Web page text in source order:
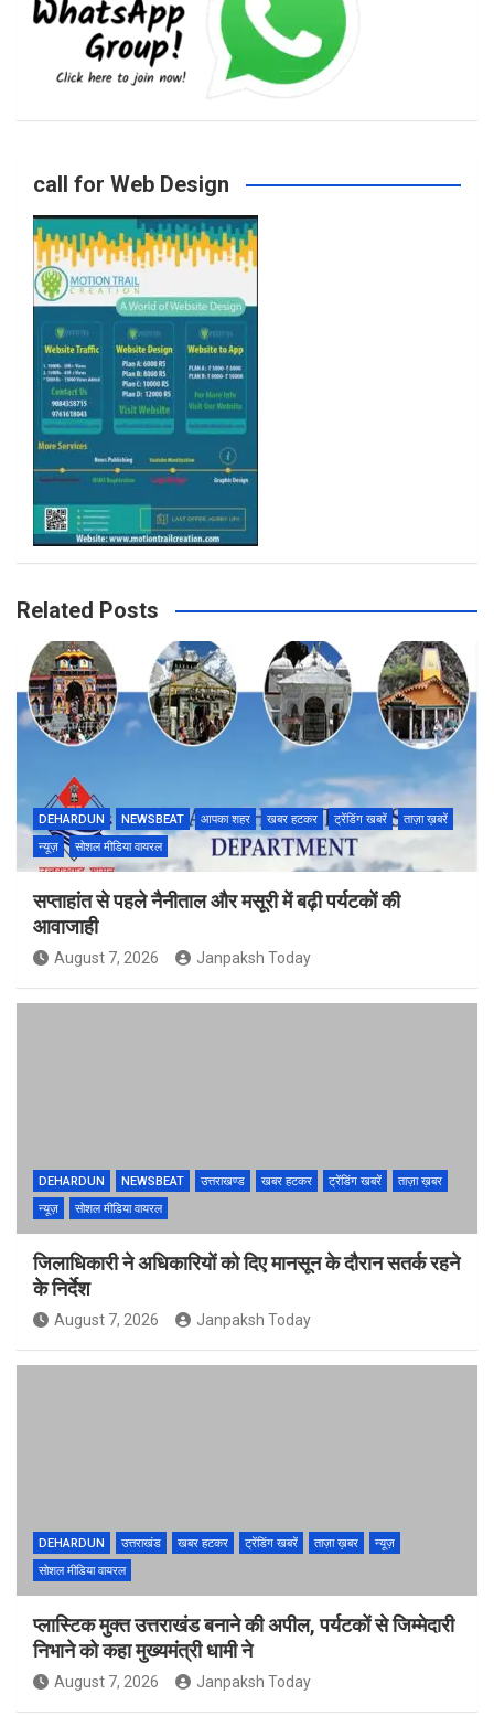
b
o
k
r
a
m
call for Web Design
Related Posts
DEHARDUN NEWSBEAT आपका शहर खबर हटकर ट्रेंडिंग खबरें
ताज़ा ख़बरें
न्यूज़
सोशल मीडिया वायरल
सप्ताहांत से पहले नैनीताल और मसूरी में बढ़ी पर्यटकों की
आवाजाही
August 7, 2026 Janpaksh Today
DEHARDUN NEWSBEAT उत्तराखण्ड खबर हटकर ट्रेंडिंग खबरें
ताज़ा ख़बर
न्यूज़
सोशल मीडिया वायरल
जिलाधिकारी ने अधिकारियों को दिए मानसून के दौरान सतर्क रहने
के निर्देश
August 7, 2026 Janpaksh Today
DEHARDUN उत्तराखंड खबर हटकर ट्रेंडिंग खबरें ताज़ा ख़बर
न्यूज़
सोशल मीडिया वायरल
प्लास्टिक मुक्त उत्तराखंड बनाने की अपील, पर्यटकों से जिम्मेदारी
निभाने को कहा मुख्यमंत्री धामी ने
August 7, 2026 Janpaksh Today